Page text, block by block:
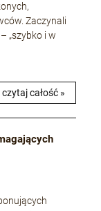
Zaczynali
„szybko i w
czytaj całość »